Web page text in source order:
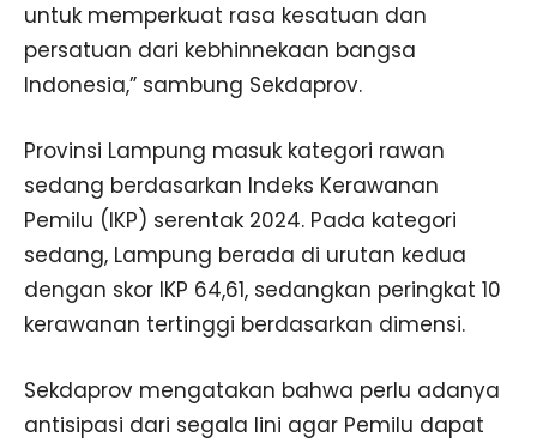
untuk memperkuat rasa kesatuan dan
persatuan dari kebhinnekaan bangsa
Indonesia,” sambung Sekdaprov.
Provinsi Lampung masuk kategori rawan
sedang berdasarkan Indeks Kerawanan
Pemilu (IKP) serentak 2024. Pada kategori
sedang, Lampung berada di urutan kedua
dengan skor IKP 64,61, sedangkan peringkat 10
kerawanan tertinggi berdasarkan dimensi.
Sekdaprov mengatakan bahwa perlu adanya
antisipasi dari segala lini agar Pemilu dapat